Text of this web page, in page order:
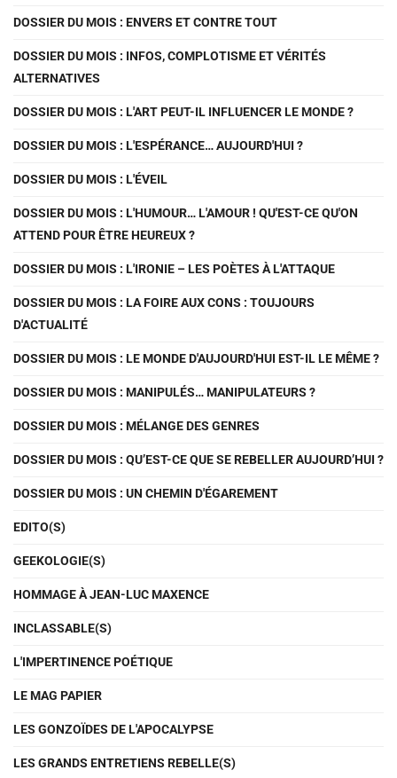
DOSSIER DU MOIS : ENVERS ET CONTRE TOUT
DOSSIER DU MOIS : INFOS, COMPLOTISME ET VÉRITÉS
ALTERNATIVES
DOSSIER DU MOIS : L'ART PEUT-IL INFLUENCER LE MONDE ?
DOSSIER DU MOIS : L'ESPÉRANCE… AUJOURD'HUI ?
DOSSIER DU MOIS : L'ÉVEIL
DOSSIER DU MOIS : L'HUMOUR… L'AMOUR ! QU'EST-CE QU'ON
ATTEND POUR ÊTRE HEUREUX ?
DOSSIER DU MOIS : L'IRONIE – LES POÈTES À L'ATTAQUE
DOSSIER DU MOIS : LA FOIRE AUX CONS : TOUJOURS
D'ACTUALITÉ
DOSSIER DU MOIS : LE MONDE D'AUJOURD'HUI EST-IL LE MÊME ?
DOSSIER DU MOIS : MANIPULÉS… MANIPULATEURS ?
DOSSIER DU MOIS : MÉLANGE DES GENRES
DOSSIER DU MOIS : QU’EST-CE QUE SE REBELLER AUJOURD’HUI ?
DOSSIER DU MOIS : UN CHEMIN D'ÉGAREMENT
EDITO(S)
GEEKOLOGIE(S)
HOMMAGE À JEAN-LUC MAXENCE
INCLASSABLE(S)
L'IMPERTINENCE POÉTIQUE
LE MAG PAPIER
LES GONZOÏDES DE L'APOCALYPSE
LES GRANDS ENTRETIENS REBELLE(S)